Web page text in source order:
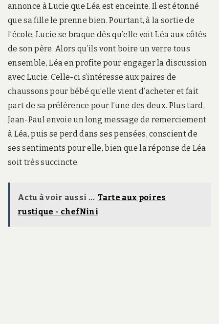
annonce à Lucie que Léa est enceinte. Il est étonné
que sa fille le prenne bien. Pourtant, à la sortie de
l’école, Lucie se braque dès qu’elle voit Léa aux côtés
de son père. Alors qu’ils vont boire un verre tous
ensemble, Léa en profite pour engager la discussion
avec Lucie. Celle-ci s’intéresse aux paires de
chaussons pour bébé qu’elle vient d’acheter et fait
part de sa préférence pour l’une des deux. Plus tard,
Jean-Paul envoie un long message de remerciement
à Léa, puis se perd dans ses pensées, conscient de
ses sentiments pour elle, bien que la réponse de Léa
soit très succincte.
Actu à voir aussi ... Tarte aux poires
rustique - chefNini